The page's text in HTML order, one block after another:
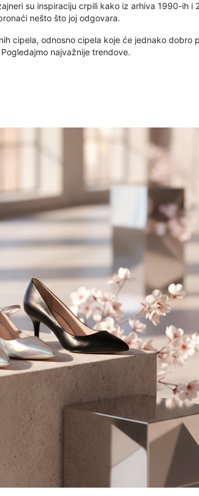
su inspiraciju crpili kako iz arhiva 1990-ih
nešto što joj odgovara.
cipela, odnosno cipela koje će jednako
najvažnije trendove.